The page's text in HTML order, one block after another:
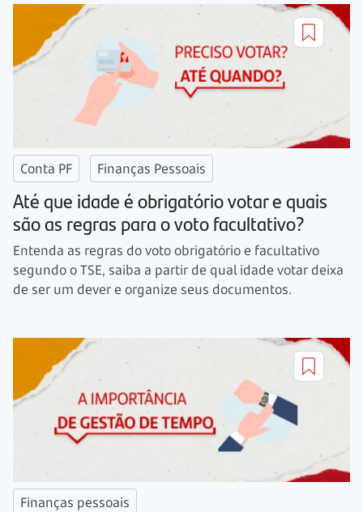
Conta PF Finanças Pessoais
Até que idade é obrigatório votar e quais
são as regras para o voto facultativo?
Entenda as regras do voto obrigatório e facultativo
segundo o TSE, saiba a partir de qual idade votar deixa
de ser um dever e organize seus documentos.
Finanças pessoais